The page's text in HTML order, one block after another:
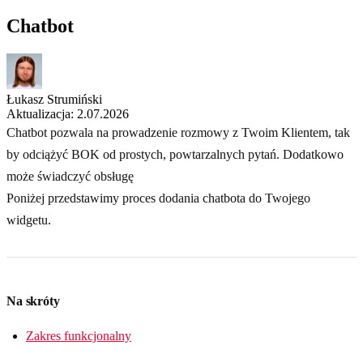
Chatbot
Łukasz Strumiński
Aktualizacja: 2.07.2026
Chatbot pozwala na prowadzenie rozmowy z Twoim Klientem, tak
by odciążyć BOK od prostych, powtarzalnych pytań. Dodatkowo
może świadczyć obsługę
Poniżej przedstawimy proces dodania chatbota do Twojego
widgetu.
Na skróty
Zakres funkcjonalny